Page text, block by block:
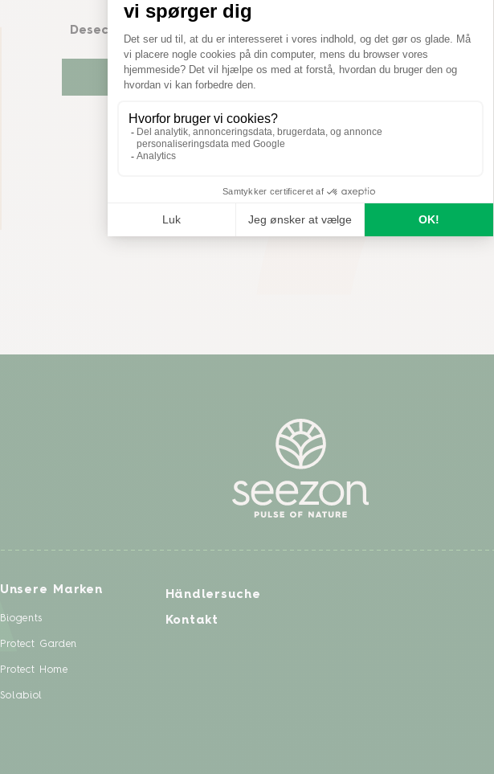
Desect Spray Gemüsegarten
ZUM PRODUKT
Unsere Marken
Biogents
Protect Garden
Protect Home
Solabiol
Händlersuche
Kontakt